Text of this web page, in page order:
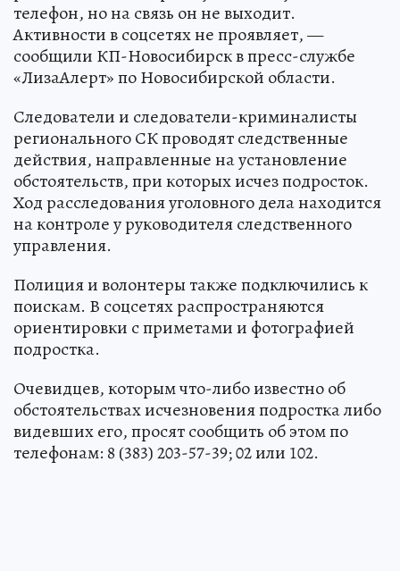
телефон, но на связь он не выходит.
Активности в соцсетях не проявляет, —
сообщили КП-Новосибирск в пресс-службе
«ЛизаАлерт» по Новосибирской области.
Следователи и следователи-криминалисты
регионального СК проводят следственные
действия, направленные на установление
обстоятельств, при которых исчез подросток.
Ход расследования уголовного дела находится
на контроле у руководителя следственного
управления.
Полиция и волонтеры также подключились к
поискам. В соцсетях распространяются
ориентировки с приметами и фотографией
подростка.
Очевидцев, которым что-либо известно об
обстоятельствах исчезновения подростка либо
видевших его, просят сообщить об этом по
телефонам: 8 (383) 203-57-39; 02 или 102.